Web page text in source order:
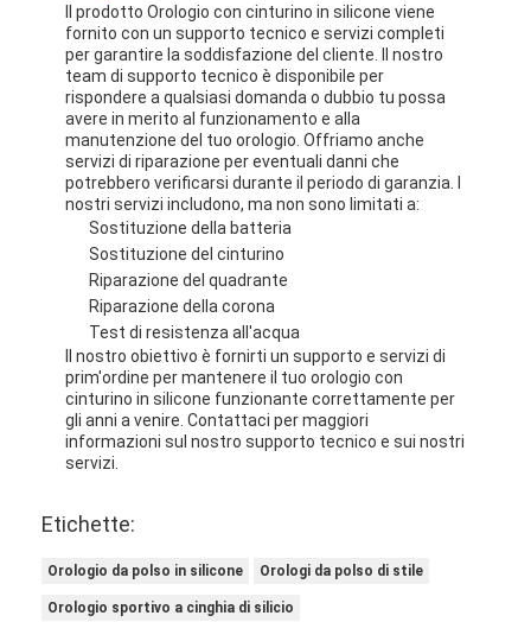
Il prodotto Orologio con cinturino in silicone viene
fornito con un supporto tecnico e servizi completi
per garantire la soddisfazione del cliente. Il nostro
team di supporto tecnico è disponibile per
rispondere a qualsiasi domanda o dubbio tu possa
avere in merito al funzionamento e alla
manutenzione del tuo orologio. Offriamo anche
servizi di riparazione per eventuali danni che
potrebbero verificarsi durante il periodo di garanzia. I
nostri servizi includono, ma non sono limitati a:
Sostituzione della batteria
Sostituzione del cinturino
Riparazione del quadrante
Riparazione della corona
Test di resistenza all'acqua
Il nostro obiettivo è fornirti un supporto e servizi di
prim'ordine per mantenere il tuo orologio con
cinturino in silicone funzionante correttamente per
gli anni a venire. Contattaci per maggiori
informazioni sul nostro supporto tecnico e sui nostri
servizi.
Etichette:
Orologio da polso in silicone Orologi da polso di stile
Orologio sportivo a cinghia di silicio